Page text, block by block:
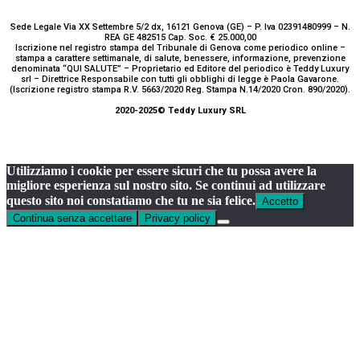
Sede Legale Via XX Settembre 5/2 dx, 16121 Genova (GE) – P. Iva 02391480999 – N.
REA GE 482515 Cap. Soc. € 25.000,00
Iscrizione nel registro stampa del Tribunale di Genova come periodico online –
stampa a carattere settimanale, di salute, benessere, informazione, prevenzione
denominata “QUI SALUTE” – Proprietario ed Editore del periodico è Teddy Luxury
srl – Direttrice Responsabile con tutti gli obblighi di legge è Paola Gavarone.
(Iscrizione registro stampa R.V. 5663/2020 Reg. Stampa N.14/2020 Cron. 890/2020).
2020-2025© Teddy Luxury SRL
Utilizziamo i cookie per essere sicuri che tu possa avere la
migliore esperienza sul nostro sito. Se continui ad utilizzare
questo sito noi constatiamo che tu ne sia felice. Accetto
Continua senza accettare
Privacy policy